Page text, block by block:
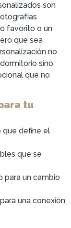
son
favorito o un
que sea
no
sino
que no
tu
que define el
que se
para un cambio
una conexión